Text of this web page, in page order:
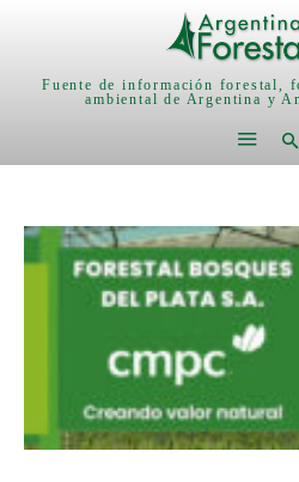
Fuente de información forestal,
ambiental de Argentina y